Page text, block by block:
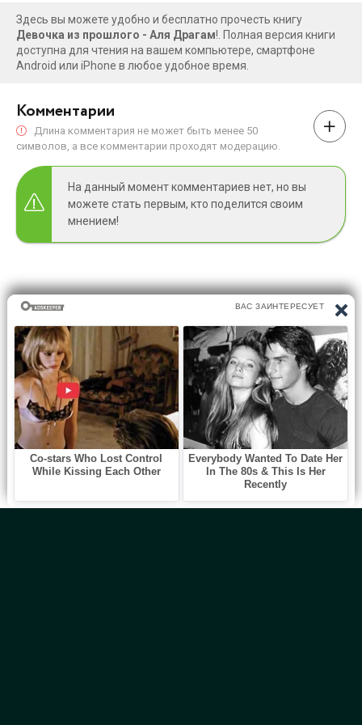
Здесь вы можете удобно и бесплатно прочесть книгу
Девочка из прошлого - Аля Драгам!. Полная версия книги
доступна для чтения на вашем компьютере, смартфоне
Android или iPhone в любое удобное время.
Комментарии
Длина комментария не может быть менее 50
символов, а все комментарии проходят модерацию.
На данный момент комментариев нет, но вы
можете стать первым, кто поделится своим
мнением!